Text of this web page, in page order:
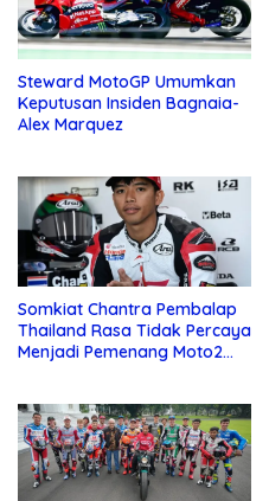
Steward MotoGP Umumkan
Keputusan Insiden Bagnaia-
Alex Marquez
Somkiat Chantra Pembalap
Thailand Rasa Tidak Percaya
Menjadi Pemenang Moto2